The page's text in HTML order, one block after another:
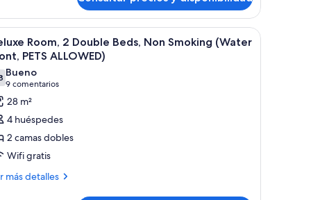
redonda, cuatro sillas, un sofá, un televisor y una puerta que da a
Dos camas individuales con ropa de cama
7
Room, 2 Double Beds, Non Smoking (Water
PETS ALLOWED)
de 10
Bueno
9 comentarios
(9 comentarios)
28 m²
4 huéspedes
2 camas dobles
Wifi gratis
más detalles